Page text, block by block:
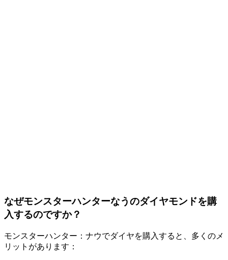
なぜモンスターハンターなうのダイヤモンドを購
入するのですか？
モンスターハンター：ナウでダイヤを購入すると、多くのメ
リットがあります：